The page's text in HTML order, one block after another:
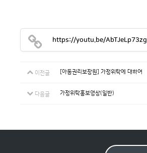
https://youtu.be/AbTJeLp73zg
이전글 [아동권리보장원] 가정위탁에 대하여
다음글 가정위탁홍보영상(일반)